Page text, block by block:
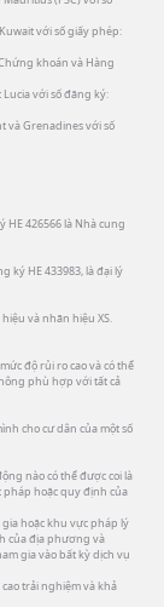
với số giấy phép:
khoán và Hàng
với số đăng ký:
và Grenadines với số
HE 426566 là Nhà cung
ký HE 433983, là đại lý
và nhãn hiệu XS.
độ rủi ro cao và có thể
phù hợp với tất cả
cho cư dân của một số
nào có thể được coi là
pháp hoặc quy định của
hoặc khu vực pháp lý
của địa phương và
gia vào bất kỳ dịch vụ
trải nghiệm và khả